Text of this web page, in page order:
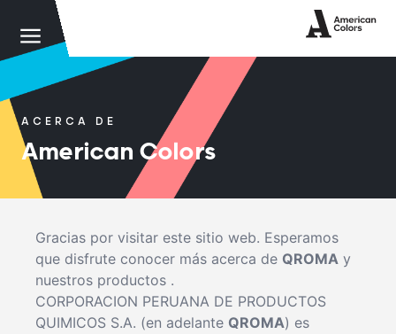
ACERCA DE
American Colors
Gracias por visitar este sitio web. Esperamos
que disfrute conocer más acerca de QROMA y
nuestros productos .
CORPORACION PERUANA DE PRODUCTOS
QUIMICOS S.A. (en adelante QROMA) es